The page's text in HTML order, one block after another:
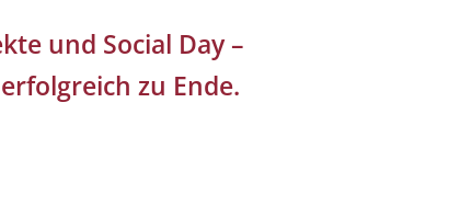
und Social Day –
zu Ende.